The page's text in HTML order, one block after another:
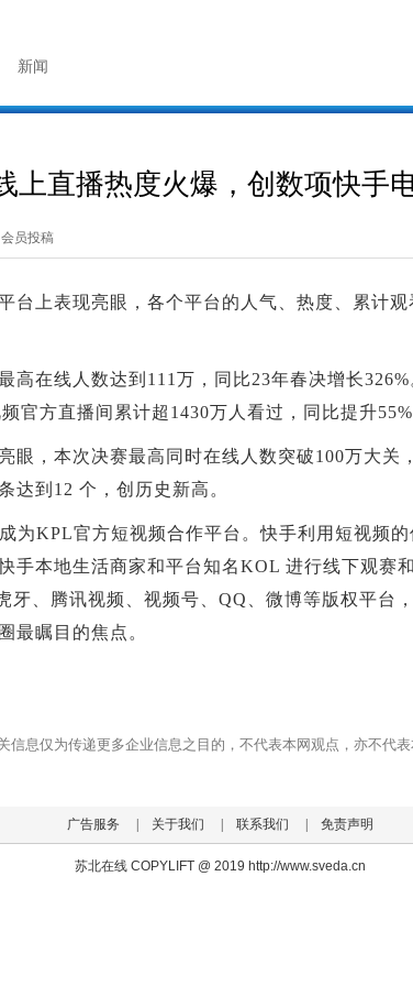
新闻
上直播热度火爆，创数项快手
员投稿
台上表现亮眼，各个平台的人气、热度、累计
高在线人数达到111万，同比23年春决增长
官方直播间累计超1430万人看过，同比提升55%
眼，本次决赛最高同时在线人数突破100万大关
达到12 个，创历史新高。
为KPL官方短视频合作平台。快手利用短视频
手本地生活商家和平台知名KOL 进行线下观赛
、腾讯视频、视频号、QQ、微博等版权平台
最瞩目的焦点。
信息仅为传递更多企业信息之目的，不代表本网观点，亦不代
广告服务 | 关于我们 | 联系我们 | 免责声明
苏北在线 COPYLIFT @ 2019 http://www.sveda.cn